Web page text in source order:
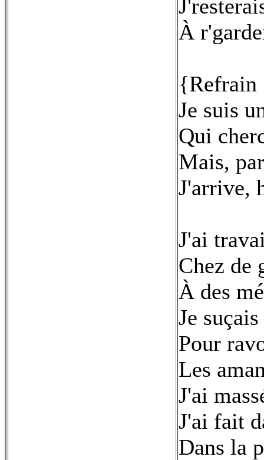
À
Je suis
Qui
Mais,
J'arrive,
J'ai
Chez de
À des
Je
Pour
Les
J'ai
J'ai fait
Dans la